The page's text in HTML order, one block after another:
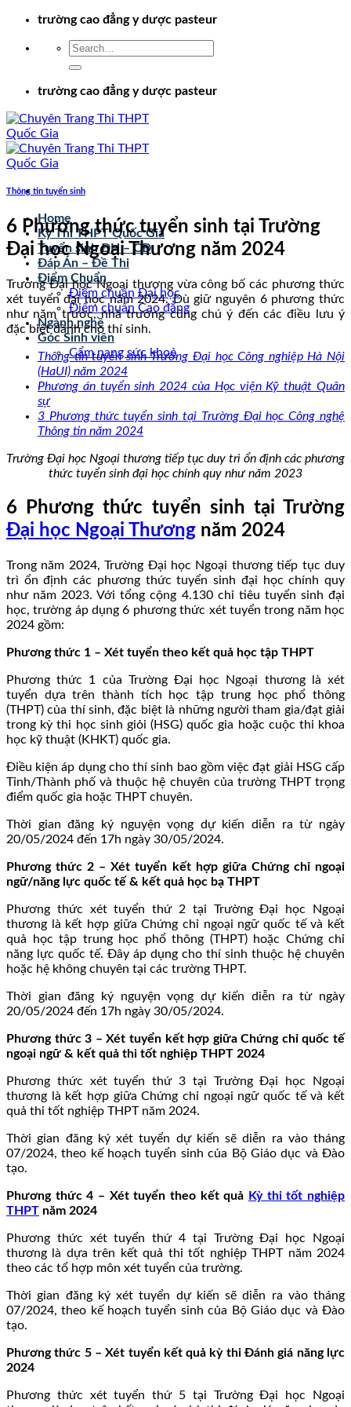
Chuyểntrường cao đẳng y dược pasteur
trường cao đẳng y dược pasteur
Home
Kỳ Thi THPT Quốc Gia
Tuyển sinh ĐH – CĐ
Đáp Án – Đề Thi
Điểm Chuẩn
Điểm chuẩn Đại học
Điểm chuẩn Cao đẳng
Ngành nghề
Góc Sinh viên
Cẩm nang sức khoẻ
Thông tin tuyển sinh
6 Phương thức tuyển sinh tại Trường
Đại học Ngoại Thương năm 2024
Trường Đại học Ngoại thương vừa công bố các phương thức
xét tuyển đại học năm 2024. Dù giữ nguyên 6 phương thức
như năm trước, nhà trường cũng chú ý đến các điều lưu ý
đặc biệt dành cho thí sinh.
Thông tin tuyển sinh Trường Đại học Công nghiệp Hà Nội
(HaUI) năm 2024
Phương án tuyển sinh 2024 của Học viện Kỹ thuật Quân
sự
3 Phương thức tuyển sinh tại Trường Đại học Công nghệ
Thông tin năm 2024
Trường Đại học Ngoại thương tiếp tục duy trì ổn định các phương
thức tuyển sinh đại học chính quy như năm 2023
6 Phương thức tuyển sinh tại Trường
Đại học Ngoại Thương năm 2024
Trong năm 2024, Trường Đại học Ngoại thương tiếp tục duy
trì ổn định các phương thức tuyển sinh đại học chính quy
như năm 2023. Với tổng cộng 4.130 chỉ tiêu tuyển sinh đại
học, trường áp dụng 6 phương thức xét tuyển trong năm học
2024 gồm:
Phương thức 1 – Xét tuyển theo kết quả học tập THPT
Phương thức 1 của Trường Đại học Ngoại thương là xét
tuyển dựa trên thành tích học tập trung học phổ thông
(THPT) của thí sinh, đặc biệt là những người tham gia/đạt giải
trong kỳ thi học sinh giỏi (HSG) quốc gia hoặc cuộc thi khoa
học kỹ thuật (KHKT) quốc gia.
Điều kiện áp dụng cho thí sinh bao gồm việc đạt giải HSG cấp
Tỉnh/Thành phố và thuộc hệ chuyên của trường THPT trọng
điểm quốc gia hoặc THPT chuyên.
Thời gian đăng ký nguyện vọng dự kiến diễn ra từ ngày
20/05/2024 đến 17h ngày 30/05/2024.
Phương thức 2 – Xét tuyển kết hợp giữa Chứng chỉ ngoại
ngữ/năng lực quốc tế & kết quả học bạ THPT
Phương thức xét tuyển thứ 2 tại Trường Đại học Ngoại
thương là kết hợp giữa Chứng chỉ ngoại ngữ quốc tế và kết
quả học tập trung học phổ thông (THPT) hoặc Chứng chỉ
năng lực quốc tế. Đây áp dụng cho thí sinh thuộc hệ chuyên
hoặc hệ không chuyên tại các trường THPT.
Thời gian đăng ký nguyện vọng dự kiến diễn ra từ ngày
20/05/2024 đến 17h ngày 30/05/2024.
Phương thức 3 – Xét tuyển kết hợp giữa Chứng chỉ quốc tế
ngoại ngữ & kết quả thi tốt nghiệp THPT 2024
Phương thức xét tuyển thứ 3 tại Trường Đại học Ngoại
thương là kết hợp giữa Chứng chỉ ngoại ngữ quốc tế và kết
quả thi tốt nghiệp THPT năm 2024.
Thời gian đăng ký xét tuyển dự kiến sẽ diễn ra vào tháng
07/2024, theo kế hoạch tuyển sinh của Bộ Giáo dục và Đào
tạo.
Phương thức 4 – Xét tuyển theo kết quả Kỳ thi tốt nghiệp
THPT năm 2024
Phương thức xét tuyển thứ 4 tại Trường Đại học Ngoại
thương là dựa trên kết quả thi tốt nghiệp THPT năm 2024
theo các tổ hợp môn xét tuyển của trường.
Thời gian đăng ký xét tuyển dự kiến sẽ diễn ra vào tháng
07/2024, theo kế hoạch tuyển sinh của Bộ Giáo dục và Đào
tạo.
Phương thức 5 – Xét tuyển kết quả kỳ thi Đánh giá năng lực
2024
Phương thức xét tuyển thứ 5 tại Trường Đại học Ngoại